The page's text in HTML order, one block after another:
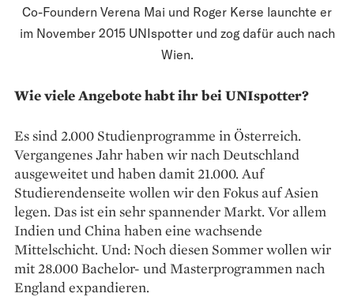
Co-Foundern Verena Mai und Roger Kerse launchte er
im November 2015 UNIspotter und zog dafür auch nach
Wien.
Wie viele Angebote habt ihr bei UNIspotter?
Es sind 2.000 Studienprogramme in Österreich.
Vergangenes Jahr haben wir nach Deutschland
ausgeweitet und haben damit 21.000. Auf
Studierendenseite wollen wir den Fokus auf Asien
legen. Das ist ein sehr spannender Markt. Vor allem
Indien und China haben eine wachsende
Mittelschicht. Und: Noch diesen Sommer wollen wir
mit 28.000 Bachelor- und Masterprogrammen nach
England expandieren.